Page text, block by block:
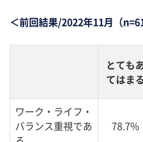
＜前回結果/2022年11月（
とても
てはまる
ワーク・ライフ・
バランス重視であ
78.7%